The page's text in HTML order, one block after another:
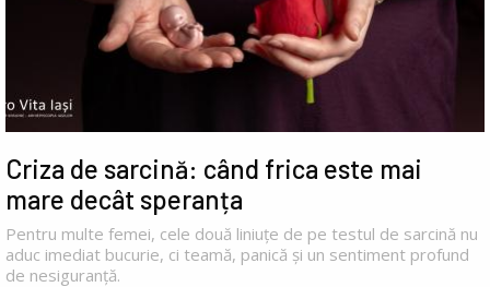
Criza de sarcină: când frica este mai
mare decât speranța
Pentru multe femei, cele două liniuțe de pe testul de sarcină nu
aduc imediat bucurie, ci teamă, panică și un sentiment profund
de nesiguranță.